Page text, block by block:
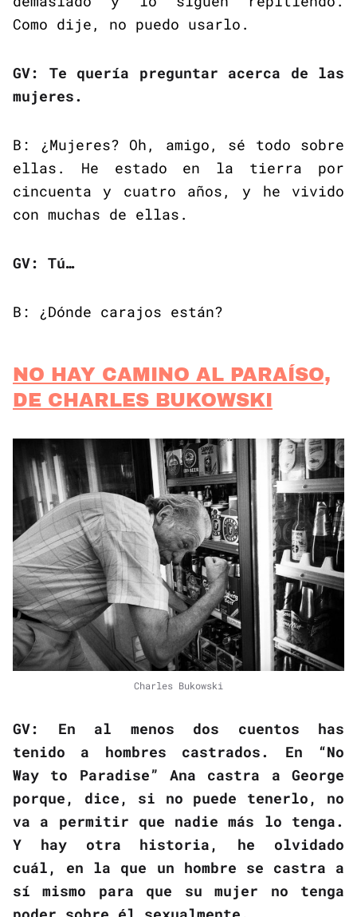
Como dije, no puedo usarlo.
GV: Te quería preguntar acerca de las
mujeres.
B: ¿Mujeres? Oh, amigo, sé todo sobre
ellas. He estado en la tierra por
cincuenta y cuatro años, y he vivido
con muchas de ellas.
GV: Tú…
B: ¿Dónde carajos están?
NO HAY CAMINO AL PARAÍSO,
DE CHARLES BUKOWSKI
Charles Bukowski
GV: En al menos dos cuentos has
tenido a hombres castrados. En “No
Way to Paradise” Ana castra a George
porque, dice, si no puede tenerlo, no
va a permitir que nadie más lo tenga.
Y hay otra historia, he olvidado
cuál, en la que un hombre se castra a
sí mismo para que su mujer no tenga